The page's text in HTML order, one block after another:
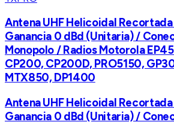
Antena UHF Helicoidal
Ganancia 0 dBd (Unitaria) /
Monopolo / Radios Motorola
CP200, CP200D, PRO5150,
MTX850, DP1400
Antena UHF Helicoidal
Ganancia 0 dBd (Unitaria) /